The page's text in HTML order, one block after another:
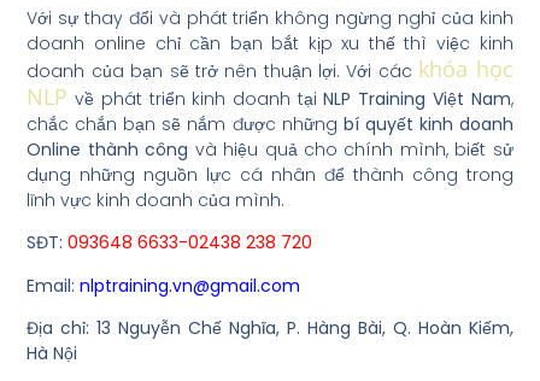
Với sự thay đổi và phát triển không ngừng nghỉ của kinh
doanh online chỉ cần bạn bắt kịp xu thế thì việc kinh
doanh của bạn sẽ trở nên thuận lợi. Với các khóa học
NLP về phát triển kinh doanh tạiNLP Training Việt Nam,
chắc chắn bạn sẽ nắm được những bí quyết kinh doanh
Online thành công và hiệu quả cho chính mình, biết sử
dụng những nguồn lực cá nhân để thành công trong
lĩnh vực kinh doanh của mình.
SĐT:093648 6633-02438 238 720
Email:nlptraining.vn@gmail.com
Địa chỉ: 13 Nguyễn Chế Nghĩa, P. Hàng Bài, Q. Hoàn Kiếm,
Hà Nội